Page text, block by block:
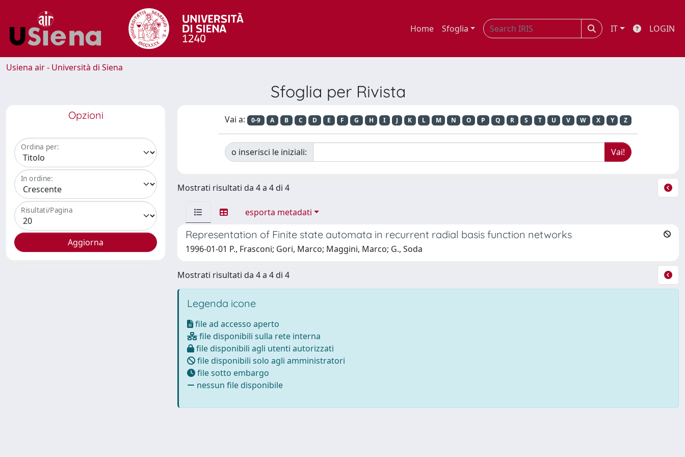
Home Sfoglia IT LOGIN
Usiena air - Università di Siena
Sfoglia per Rivista
Opzioni
Ordina per:
In ordine:
Risultati/Pagina
Vai a: 0-9 A B C D E F G H I J K L M N O P Q R S T U V W X Y Z
o inserisci le iniziali:
Mostrati risultati da 4 a 4 di 4
esporta metadati
Representation of Finite state automata in recurrent radial basis function networks
1996-01-01 P., Frasconi; Gori, Marco; Maggini, Marco; G., Soda
Mostrati risultati da 4 a 4 di 4
Legenda icone
file ad accesso aperto
file disponibili sulla rete interna
file disponibili agli utenti autorizzati
file disponibili solo agli amministratori
file sotto embargo
nessun file disponibile